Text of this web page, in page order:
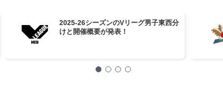
2025-26シーズンのVリーグ男子東西分
けと開催概要が発表！